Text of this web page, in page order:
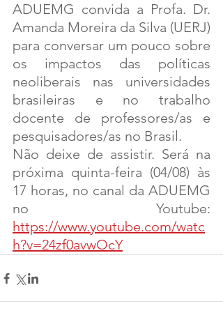
ADUEMG convida a Profa. Dr.
Amanda Moreira da Silva (UERJ)
para conversar um pouco sobre
os impactos das políticas
neoliberais nas universidades
brasileiras e no trabalho
docente de professores/as e
pesquisadores/as no Brasil.
Não deixe de assistir. Será na
próxima quinta-feira (04/08) às
17 horas, no canal da ADUEMG
https://www.youtube.com/watc
h?v=24zf0avwOcY